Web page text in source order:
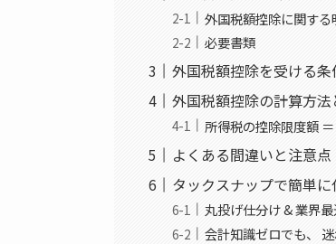
外国税額控除に関する
必要書類
外国税額控除を受ける条
外国税額控除の計算方法
所得税の控除限度額
よくある間違いと注意点
タックスナップで簡単
丸投げ仕分け & 業界
会計知識ゼロでも、 迷